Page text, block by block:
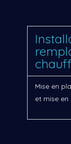
Mise en
et mise en